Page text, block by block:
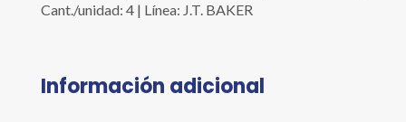
Cant./unidad: 4 | Línea: J.T. BAKER
Información adicional